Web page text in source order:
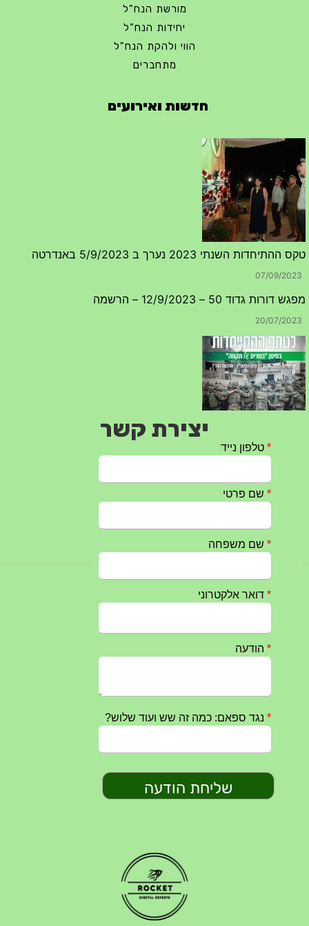
מורשת הנח"ל
יחידות הנח"ל
הווי ולהקת הנח"ל
מתחברים
חדשות ואירועים
טקס ההתיחדות השנתי 2023 נערך ב 5/9/2023 באנדרטה
07/09/2023
מפגש דורות גדוד 50 – 12/9/2023 – הרשמה
20/07/2023
טקס ההתיחדות עם החללים לשנת 2025 – 10 יוני 2025
מופע הגבעטרון ב 10.10.2024 נדחה בשל המצב הבטחוני
חרבות ברזל – הודעה 1 – 14.10.2023
יצירת קשר